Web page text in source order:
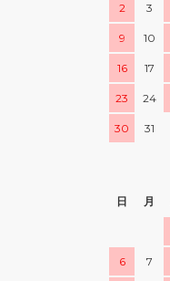
2 3
9 10
16 17
23 24
30 31
日 月
6 7